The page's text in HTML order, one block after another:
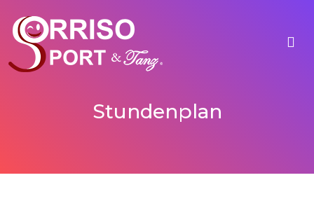
Stundenplan